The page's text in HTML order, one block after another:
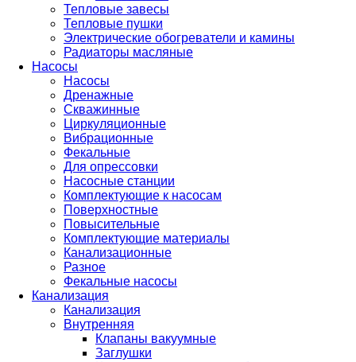
Тепловые завесы
Тепловые пушки
Электрические обогреватели и камины
Радиаторы масляные
Насосы
Насосы
Дренажные
Скважинные
Циркуляционные
Вибрационные
Фекальные
Для опрессовки
Насосные станции
Комплектующие к насосам
Поверхностные
Повысительные
Комплектующие материалы
Канализационные
Разное
Фекальные насосы
Канализация
Канализация
Внутренняя
Клапаны вакуумные
Заглушки